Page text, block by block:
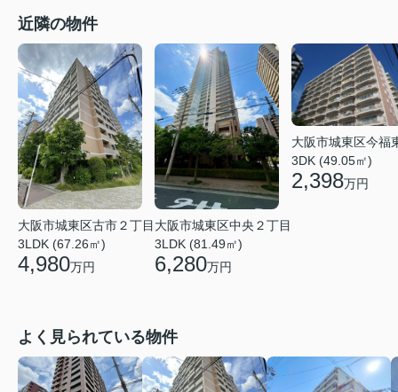
近隣の物件
大阪市城東区古市２丁目
3LDK (67.26㎡)
4,980万円
大阪市城東区中央２丁目
3LDK (81.49㎡)
6,280万円
大阪市城東区今福
3DK (49.05㎡)
2,398万円
よく見られている物件